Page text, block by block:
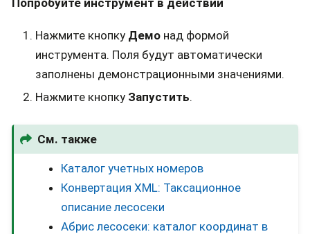
Нажмите кнопку Демо над формой
инструмента. Поля будут автоматически
заполнены демонстрационными значениями.
Нажмите кнопку Запустить.
См. также
Каталог учетных номеров
Конвертация XML: Таксационное
описание лесосеки
Абрис лесосеки: каталог координат в